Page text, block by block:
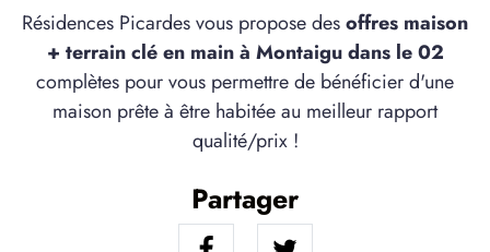
SERVICE BDL EXTENSION
Résidences Picardes vous propose desoffres maison
+ terrain clé en main à Montaigu dans le 02
complètes pour vous permettre de bénéficier d'une
maison prête à être habitée au meilleur rapport
qualité/prix !
Partager